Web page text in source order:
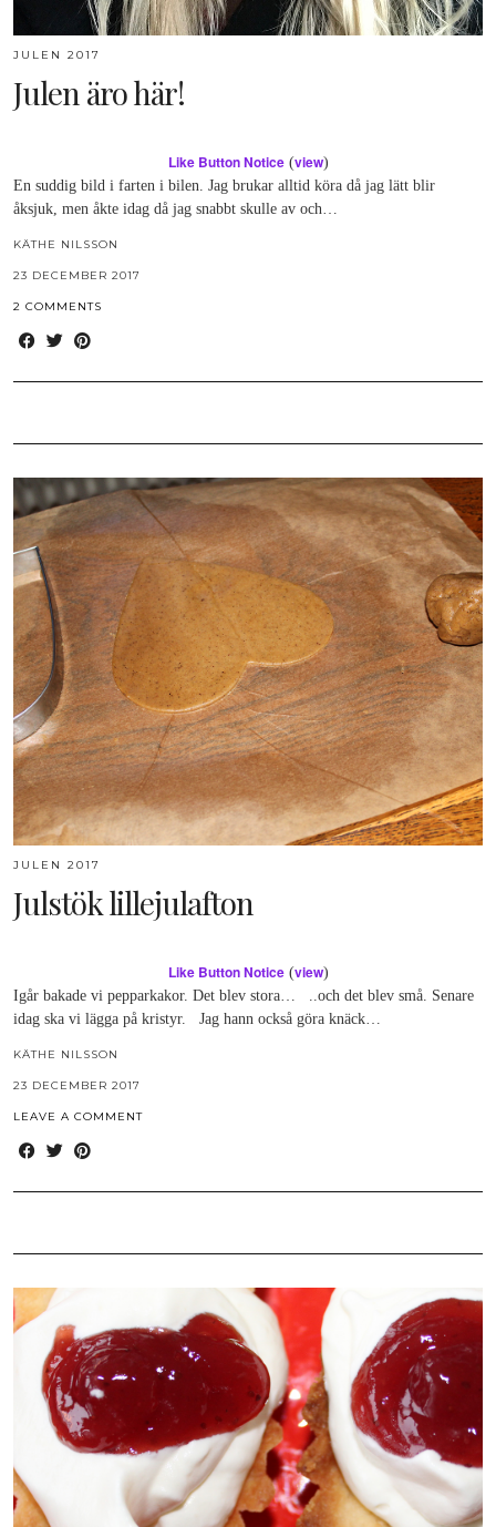
JULEN 2017
Julen äro här!
Like Button Notice(view)
En suddig bild i farten i bilen. Jag brukar alltid köra då jag lätt blir
åksjuk, men åkte idag då jag snabbt skulle av och…
KÄTHE NILSSON
23 DECEMBER 2017
2 COMMENTS
JULEN 2017
Julstök lillejulafton
Like Button Notice(view)
Igår bakade vi pepparkakor. Det blev stora… ..och det blev små. Senare
idag ska vi lägga på kristyr. Jag hann också göra knäck…
KÄTHE NILSSON
23 DECEMBER 2017
LEAVE A COMMENT